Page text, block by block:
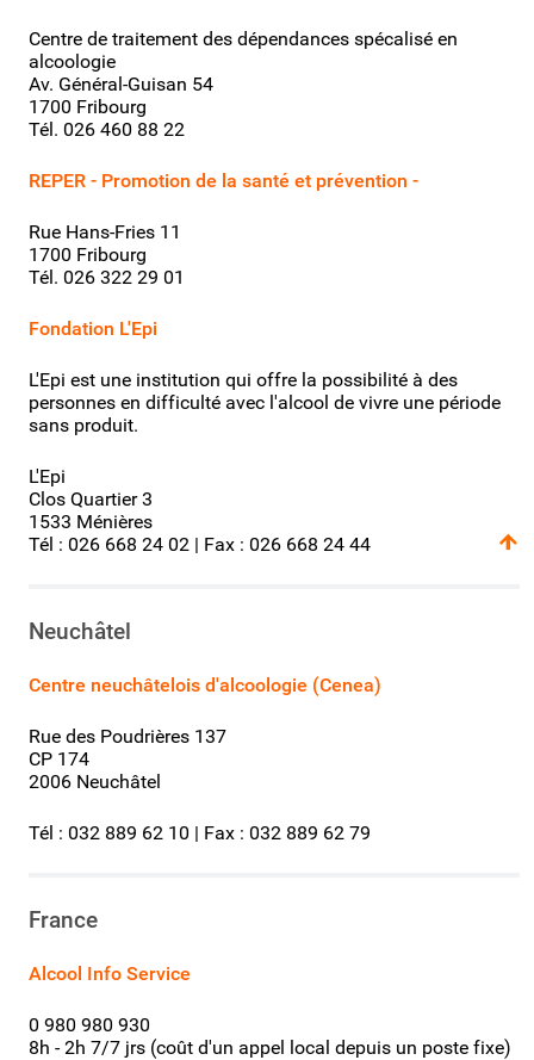
Centre de traitement des dépendances spécalisé en
alcoologie
Av. Général-Guisan 54
1700 Fribourg
Tél. 026 460 88 22
REPER - Promotion de la santé et prévention -
Rue Hans-Fries 11
1700 Fribourg
Tél. 026 322 29 01
Fondation L'Epi
L'Epi est une institution qui offre la possibilité à des
personnes en difficulté avec l'alcool de vivre une période
sans produit.
L'Epi
Clos Quartier 3
1533 Ménières
Tél : 026 668 24 02 | Fax : 026 668 24 44
Neuchâtel
Centre neuchâtelois d'alcoologie (Cenea)
Rue des Poudrières 137
CP 174
2006 Neuchâtel
Tél : 032 889 62 10 | Fax : 032 889 62 79
France
Alcool Info Service
0 980 980 930
8h - 2h 7/7 jrs (coût d'un appel local depuis un poste fixe)